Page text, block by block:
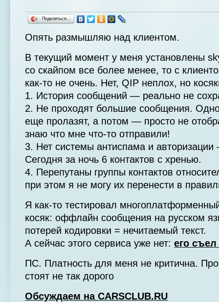
Поделиться…
Опять размышляю над клиентом.
В текущий момент у меня установлены
со скайпом все более менее, то с
как-то не очень. Нет, QIP неплох, но
1. История сообщений — реально не
2. Не проходят большие сообщения.
еще пролазят, а потом — просто не
знаю что мне что-то отправили!
3. Нет системы антиспама и
Сегодня за ночь 6 контактов с хренью.
4. Перепутаны группы контактов
при этом я не могу их перенести в
Я как-то тестировал
косяк: оффлайн сообщения на русском
потерей кодировки = нечитаемый текст.
А сейчас этого сервиса уже нет: его съел
ПС. Платность для меня не критична.
стоят не так дорого
Обсуждаем на CARSCLUB.RU